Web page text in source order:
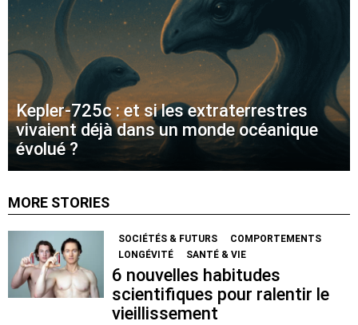
Kepler-725c : et si les extraterrestres
vivaient déjà dans un monde océanique
évolué ?
MORE STORIES
SOCIÉTÉS & FUTURS
COMPORTEMENTS
LONGÉVITÉ
SANTÉ & VIE
6 nouvelles habitudes
scientifiques pour ralentir le
vieillissement